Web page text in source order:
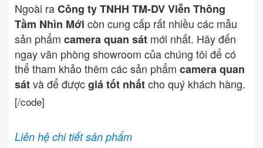
Ngoài raCông ty TNHH TM-DV Viễn Thông
Tầm Nhìn Mới còn cung cấp rất nhiều các mẫu
sản phẩm camera quan sát mới nhất. Hãy đến
ngay văn phòng showroom của chúng tôi để có
thể tham khảo thêm các sản phẩm camera quan
sátvà để đượcgiá tốt nhấtcho quý khách hàng.
[/code]
Liên hệ chi tiết sản phẩm